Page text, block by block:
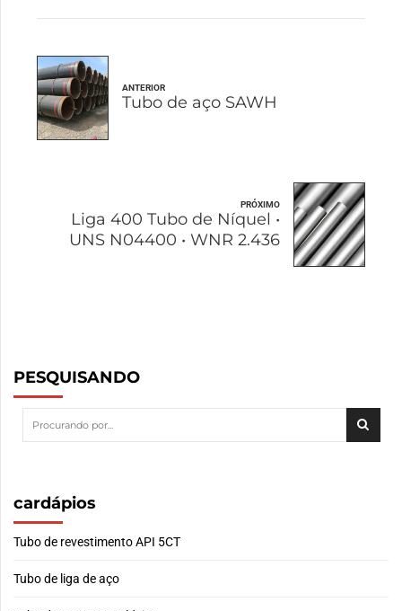
ANTERIOR
Tubo de aço SAWH
PRÓXIMO
Liga 400 Tubo de Níquel •
UNS N04400 • WNR 2.436
PESQUISANDO
cardápios
Tubo de revestimento API 5CT
Tubo de liga de aço